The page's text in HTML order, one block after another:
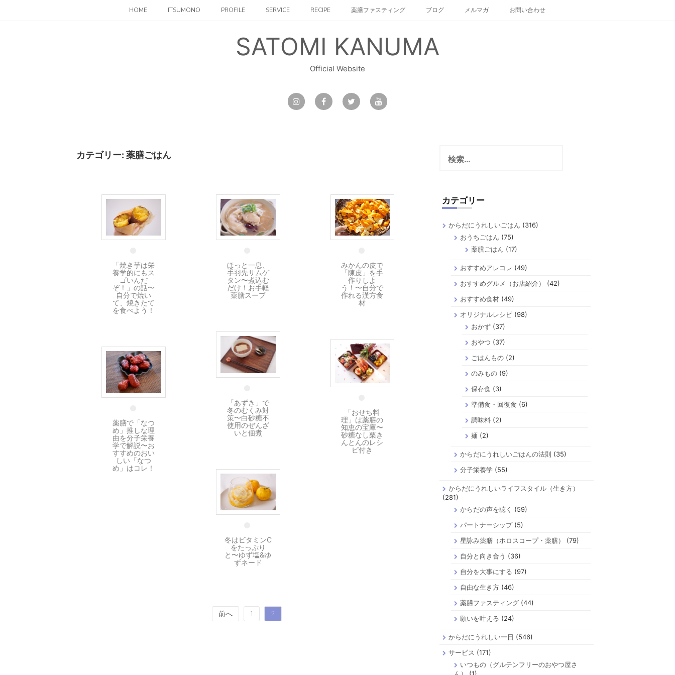
HOME ITSUMONO PROFILE SERVICE RECIPE 薬膳ファスティング ブログ メルマガ お問い合わせ
SATOMI KANUMA
Official Website
カテゴリー: 薬膳ごはん
14 1月
「焼き芋は栄
養学的にもス
ゴいんだ
ぞ！」の話〜
自分で焼い
て、焼きたて
を食べよう！
13 1月
ほっと一息、
手羽先サムゲ
タン〜煮込む
だけ！お手軽
薬膳スープ
5 1月
みかんの皮で
「陳皮」を手
作りしよ
う！〜自分で
作れる漢方食
材
5 1月
「あずき」で
冬のむくみ対
策〜白砂糖不
使用のぜんざ
いと佃煮
1 1月
「おせち料
理」は薬膳の
知恵の宝庫〜
砂糖なし栗き
んとんのレシ
ピ付き
28 12月
薬膳で「なつ
め」推しな理
由を分子栄養
学で解説〜お
すすめのおい
しい「なつ
め」はコレ！
26 12月
冬はビタミンC
をたっぷり
と〜ゆず塩&ゆ
ずネード
前へ 1 2
索:
カテゴリー
からだにうれしいごはん (316)
おうちごはん (75)
薬膳ごはん (17)
おすすめアレコレ (49)
おすすめグルメ（お店紹介）
(42)
おすすめ食材(49)
オリジナルレシピ(98)
おかず(37)
おやつ (37)
ごはんもの(2)
のみもの(9)
保存食 (3)
準備食・回復食 (6)
調味料(2)
麺 (2)
からだにうれしいごはんの法則 (35)
分子栄養学(55)
からだにうれしいライフスタイル（生き方）
(281)
からだの声を聴く
(59)
パートナーシップ(5)
星詠み薬膳（ホロスコープ・薬膳）
(79)
自分と向き合う (36)
自分を大事にする (97)
自由な生き方(46)
薬膳ファスティング(44)
願いを叶える (24)
からだにうれしい一日 (546)
サービス (171)
いつもの（グルテンフリーのおやつ屋さ